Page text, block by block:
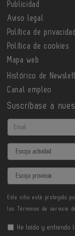
Publicidad
Aviso legal
Política de privacidad
Política de cookies
Mapa web
Histórico de
Canal empleo
Suscríbase a
Email
Actividad
Provincia
Este sitio está protegido
los Términos de servicio
He leído y entiendo